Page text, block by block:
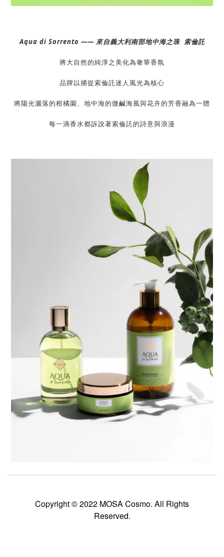
Aqua di Sorrento —— 來自義大利南部地中海之珠 索倫託
將大自然的純淨之美化為奢華香氛
品牌以捕捉索倫託迷人風光為核心
將陽光灑落的柑橘園、地中海的微鹹海風與花卉的芳香融為一體
每一滴香水都訴說著索倫託的詩意與浪漫
Copyright © 2022 MOSA Cosmo. All Rights
Reserved.